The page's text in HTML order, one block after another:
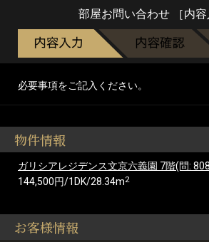
部屋お問い合わせ ［内容
必要事項をご記入ください。
物件情報
ガリシアレジデンス文京六義園 7階(問:
144,500円/1DK/28.34m2
お客様情報